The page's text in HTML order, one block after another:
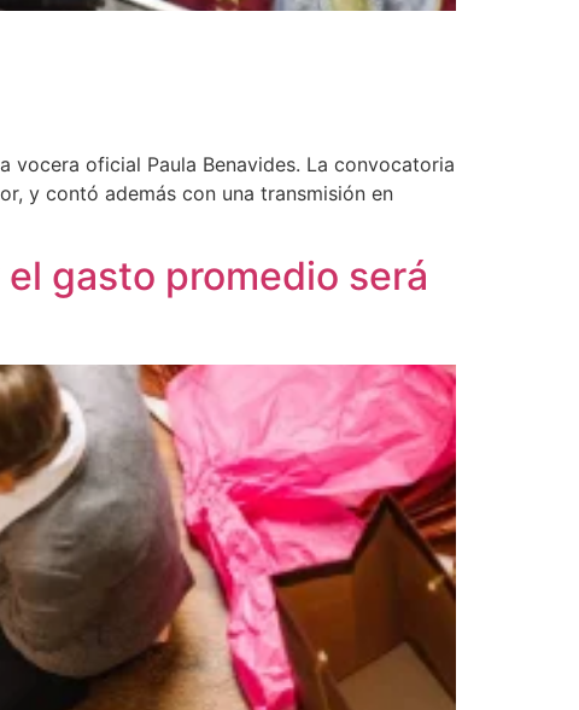
oficial Paula Benavides. La convocatoria
y contó además con una transmisión en
gasto promedio será